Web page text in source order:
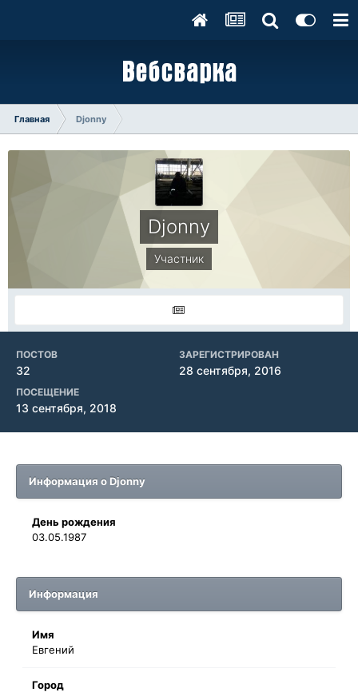
Главная Djonny
Djonny
Участник
ПОСТОВ
32
ЗАРЕГИСТРИРОВАН
28 сентября, 2016
ПОСЕЩЕНИЕ
13 сентября, 2018
Информация о Djonny
День рождения
03.05.1987
Информация
Имя
Евгений
Город